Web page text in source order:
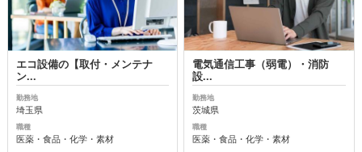
エコ設備の【取付・メンテナ
ン...
勤務地
埼玉県
職種
医薬・食品・化学・素材
電気通信工事（弱電）・消防
設...
勤務地
茨城県
職種
医薬・食品・化学・素材